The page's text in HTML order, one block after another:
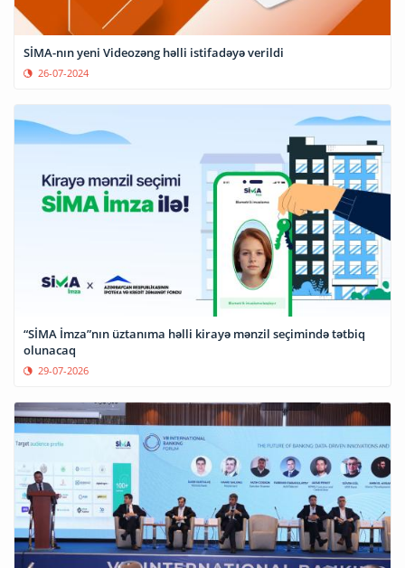
SİMA-nın yeni Videozəng həlli istifadəyə verildi
26-07-2024
“SİMA İmza”nın üztanıma həlli kirayə mənzil seçimində tətbiq
olunacaq
29-07-2026